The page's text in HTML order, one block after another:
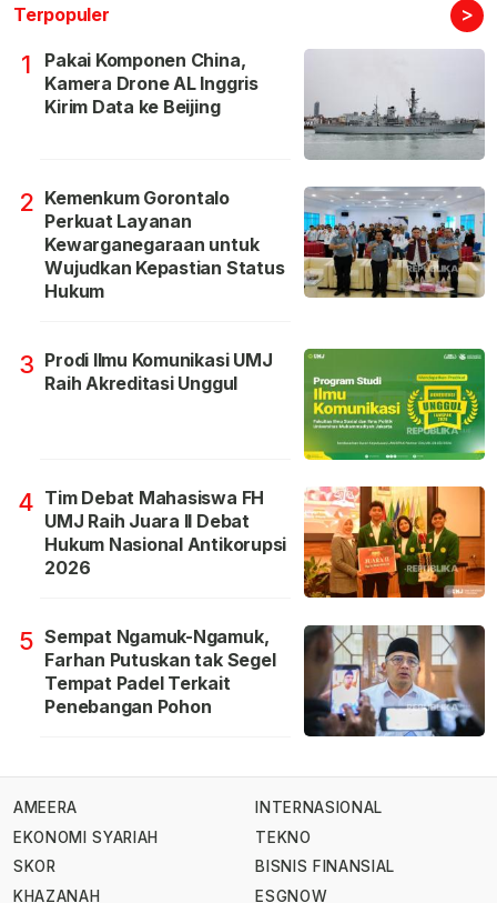
Terpopuler >
1
Pakai Komponen China,
Kamera Drone AL Inggris
Kirim Data ke Beijing
2 Kemenkum Gorontalo
Perkuat Layanan
Kewarganegaraan untuk
Wujudkan Kepastian Status
Hukum
3 Prodi Ilmu Komunikasi UMJ
Raih Akreditasi Unggul
4 Tim Debat Mahasiswa FH
UMJ Raih Juara II Debat
Hukum Nasional Antikorupsi
2026
5 Sempat Ngamuk-Ngamuk,
Farhan Putuskan tak Segel
Tempat Padel Terkait
Penebangan Pohon
AMEERA
EKONOMI SYARIAH
SKOR
KHAZANAH
INTERNASIONAL
TEKNO
BISNIS FINANSIAL
ESGNOW